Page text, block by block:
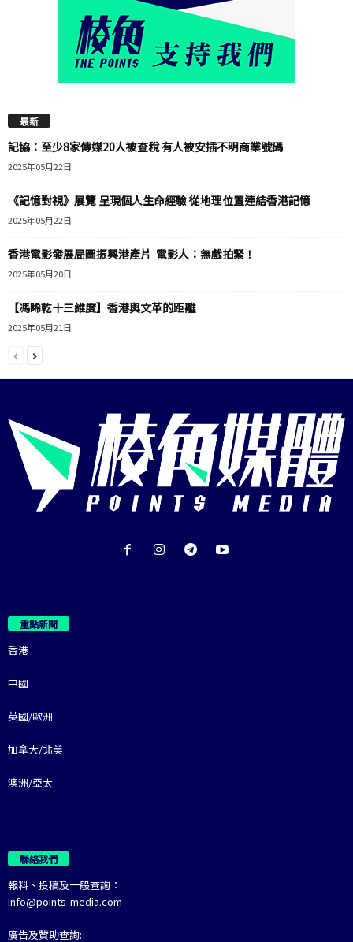
最新
記協：至少8家傳媒20人被查稅 有人被安插不明商業號碼
2025年05月22日
《記憶對視》展覽 呈現個人生命經驗 從地理位置連結香港記憶
2025年05月22日
香港電影發展局圖振興港產片 電影人：無戲拍緊！
2025年05月20日
【馮睎乾十三維度】香港與文革的距離
2025年05月21日
重點新聞
香港
中國
英國/歐洲
加拿大/北美
澳洲/亞太
聯絡我們
報料、投稿及一般查詢：
Info@points-media.com
廣告及贊助查詢: